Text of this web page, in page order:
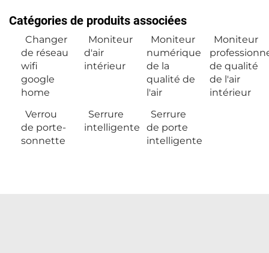
Catégories de produits associées
Changer
de réseau
wifi
google
home
Moniteur
d'air
intérieur
Moniteur
numérique
de la
qualité de
l'air
Moniteur
de qualité
de l'air
intérieur
Verrou
de porte-
sonnette
Serrure
intelligente
Serrure
de porte
intelligente